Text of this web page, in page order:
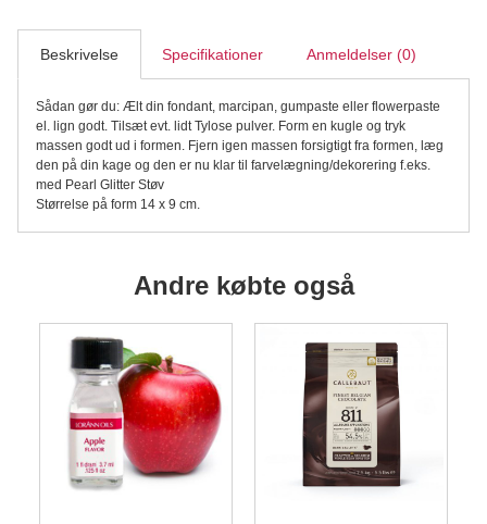
Beskrivelse Specifikationer Anmeldelser (0)
Sådan gør du: Ælt din fondant, marcipan, gumpaste eller flowerpaste
el. lign godt. Tilsæt evt. lidt Tylose pulver. Form en kugle og tryk
massen godt ud i formen. Fjern igen massen forsigtigt fra formen, læg
den på din kage og den er nu klar til farvelægning/dekorering f.eks.
med Pearl Glitter Støv
Størrelse på form 14 x 9 cm.
Andre købte også